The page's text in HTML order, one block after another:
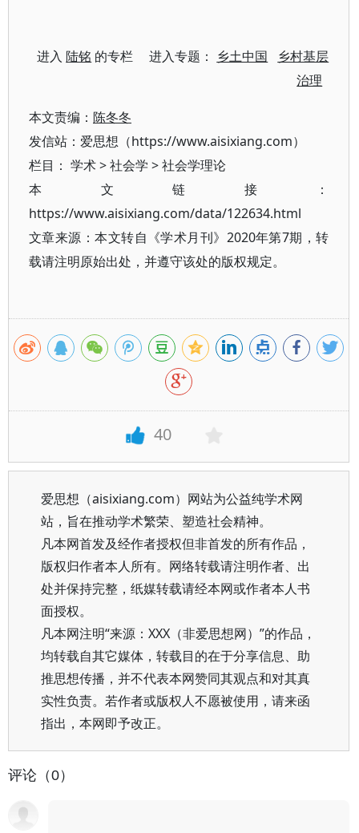
进入陆铭 的专栏 进入专题： 乡土中国
乡村基层
治理
本文责编： 陈冬冬
发信站：爱思想（https://www.aisixiang.com）
栏目： 学术>社会学 >社会学理论
本文链接：
https://www.aisixiang.com/data/122634.html
文章来源：本文转自《学术月刊》2020年第7期，转
载请注明原始出处，并遵守该处的版权规定。
40
爱思想（aisixiang.com）网站为公益纯学术网
站，旨在推动学术繁荣、塑造社会精神。
凡本网首发及经作者授权但非首发的所有作品，
版权归作者本人所有。网络转载请注明作者、出
处并保持完整，纸媒转载请经本网或作者本人书
面授权。
凡本网注明“来源：XXX（非爱思想网）”的作品，
均转载自其它媒体，转载目的在于分享信息、助
推思想传播，并不代表本网赞同其观点和对其真
实性负责。若作者或版权人不愿被使用，请来函
指出，本网即予改正。
评论（0）